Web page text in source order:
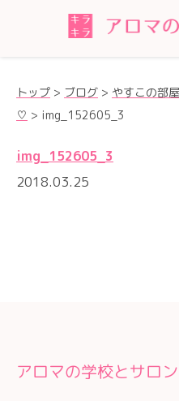
トップ > ブログ > やすこの部屋
♡ > img_152605_3
img_152605_3
2018.03.25
アロマの学校とサロ